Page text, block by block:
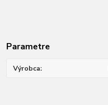
Parametre
Výrobca